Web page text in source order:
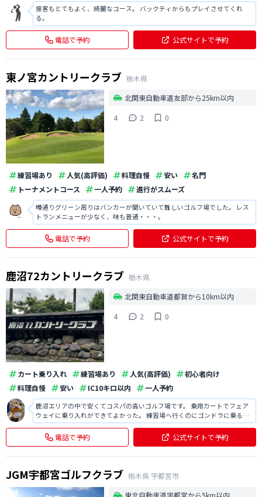
接客もとてもよく、綺麗なコース。 バックティからもプレイさせてくれ
る。
電話で予約 公式サイトで予約
東ノ宮カントリークラブ 栃木県
北関東自動車道友部から25km以内
4
2 0
練習場あり 人気(高評価) 料理自慢 安い
名門
トーナメントコース
一人予約 進行がスムーズ
噂通りグリーン周りはバンカーが聞いていて難しいゴルフ場でした。 レス
トランメニューが少なく、味も普通・・・。
電話で予約 公式サイトで予約
鹿沼72カントリークラブ 栃木県
北関東自動車道都賀から10km以内
4
2 0
カート乗り入れ 練習場あり 人気(高評価)
初心者向け
料理自慢
安い IC10キロ以内 一人予約
鹿沼エリアの中で安くてコスパの高いゴルフ場です。 乗用カートでフェア
ウェイに乗り入れができてよかった。 練習場へ行くのにゴンドラに乗るの
が面白かったです。
電話で予約 公式サイトで予約
JGM宇都宮ゴルフクラブ 栃木県 宇都宮市
東北自動車道宇都宮から5km以内